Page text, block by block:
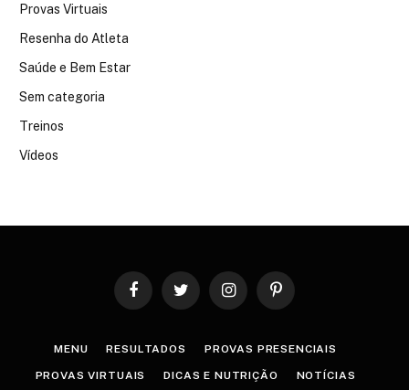
Provas Virtuais
Resenha do Atleta
Saúde e Bem Estar
Sem categoria
Treinos
Vídeos
FacebookTwitter InstagramPinterest
MENU RESULTADOS PROVAS PRESENCIAIS
PROVAS VIRTUAIS DICAS E NUTRIÇÃO NOTÍCIAS